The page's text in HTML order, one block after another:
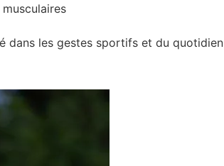
dans les gestes sportifs et du quotidien